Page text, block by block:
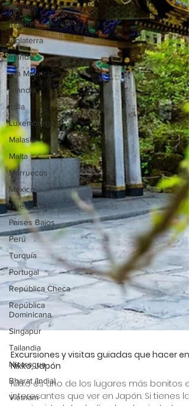
Hungría
Indonesia
Inglaterra
Irlanda
Isla Mauricio
Islandia
Italia
Luxemburgo
Malasia
Malta
Marruecos
México
Nueva York
Paises Bajos
Perú
Turquía
Portugal
República Checa
República
Dominicana
Singapur
Tailandia
Nicaragua
Bharat (India)
Vietnam
Excursiones y visitas guiadas que hacer en
Nikko, Japón